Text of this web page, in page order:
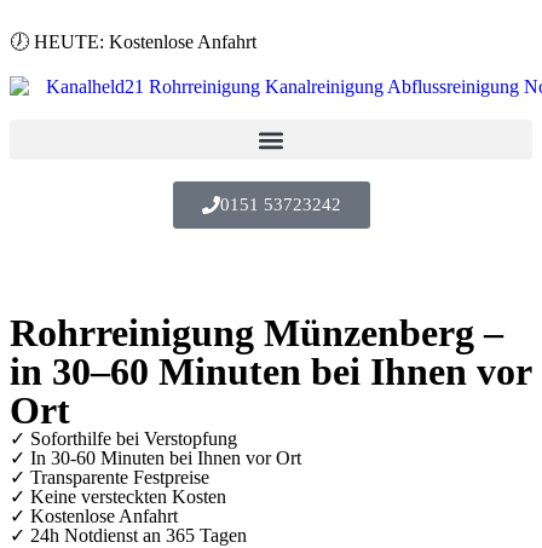
🕖 HEUTE: Kostenlose Anfahrt
0151 53723242
Rohrreinigung Münzenberg –
in 30–60 Minuten bei Ihnen vor
Ort
✓ Soforthilfe bei Verstopfung
✓ In 30-60 Minuten bei Ihnen vor Ort
✓ ⁠Transparente Festpreise
✓ Keine versteckten Kosten
✓ Kostenlose Anfahrt
✓ ⁠24h Notdienst an 365 Tagen